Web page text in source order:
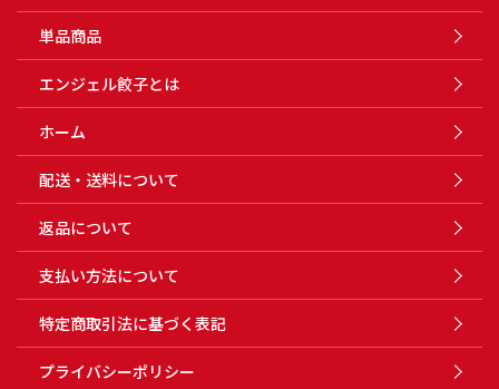
単品商品
エンジェル餃子とは
ホーム
配送・送料について
返品について
支払い方法について
特定商取引法に基づく表記
プライバシーポリシー